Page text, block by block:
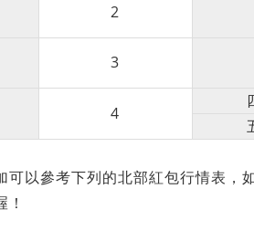
2
3
4
可以參考下列的北部紅包行情表，
！